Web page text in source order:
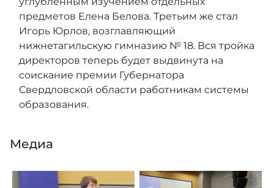
предметов Елена Белова. Третьим же стал
Игорь Юрлов, возглавляющий
нижнетагильскую гимназию № 18. Вся тройка
директоров теперь будет выдвинута на
соискание премии Губернатора
Свердловской области работникам системы
образования.
Медиа